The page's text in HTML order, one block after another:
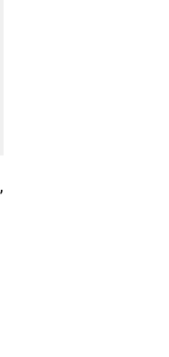
,